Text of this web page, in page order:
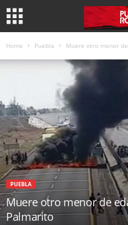
Home Puebla Muere otro menor
PUEBLA
Muere otro menor de
Palmarito